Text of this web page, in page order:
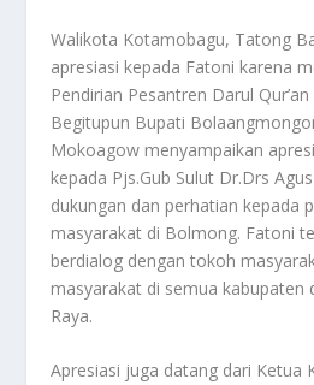
Walikota Kotamobagu, Tatong
apresiasi kepada Fatoni karena
Pendirian Pesantren Darul
Begitupun Bupati
Mokoagow menyampaikan
kepada Pjs.Gub Sulut Dr.Drs
dukungan dan perhatian kepada
masyarakat di Bolmong. Fatoni
berdialog dengan tokoh
masyarakat di semua
Raya.
Apresiasi juga datang dari Ketua